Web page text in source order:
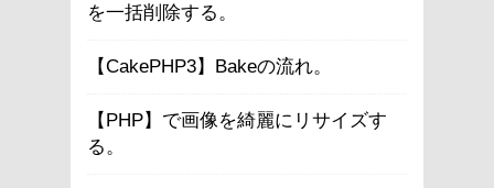
を一括削除する。
【CakePHP3】Bakeの流れ。
【PHP】で画像を綺麗にリサイズす
る。